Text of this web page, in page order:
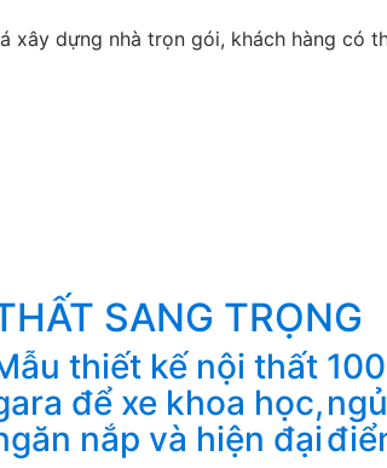
xây dựng nhà trọn gói, khách hàng có
SANG TRỌNG
thiết kế nội thất
để xe khoa học,
nắp và hiện đại